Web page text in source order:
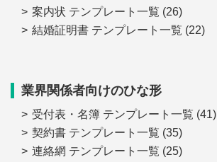
案内状 テンプレート一覧 (26)
結婚証明書 テンプレート一覧 (22)
業界関係者向けのひな形
受付表・名簿 テンプレート一覧 (41)
契約書 テンプレート一覧 (35)
連絡網 テンプレート一覧 (25)